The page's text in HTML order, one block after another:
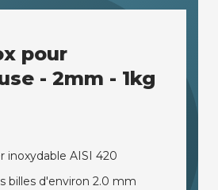
pour
- 2mm - 1kg
inoxydable AISI 420
billes d'environ 2.0 mm